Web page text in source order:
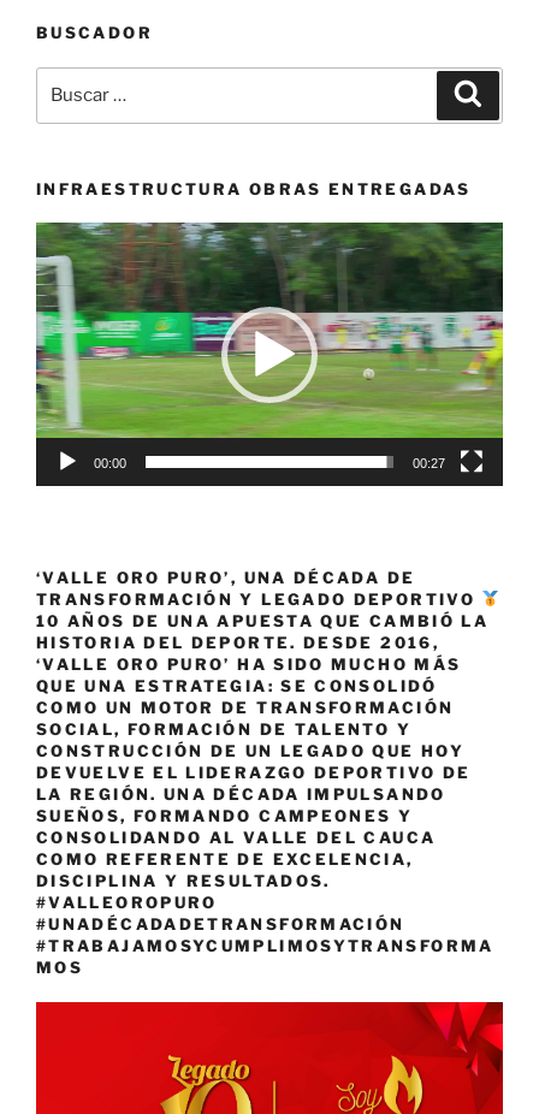
ronda
dieciseisavos
final
la
Copa
Mundial
de
la
FIFA
2026»
BUSCADOR
por:
INFRAESTRUCTURA OBRAS ENTREGADAS
Reproductor
de
vídeo
00:00 00:27
‘VALLE ORO PURO’, UNA DÉCADA DE
TRANSFORMACIÓN Y LEGADO DEPORTIVO
10 AÑOS DE UNA APUESTA QUE CAMBIÓ LA
HISTORIA DEL DEPORTE. DESDE 2016,
‘VALLE ORO PURO’ HA SIDO MUCHO MÁS
QUE UNA ESTRATEGIA: SE CONSOLIDÓ
COMO UN MOTOR DE TRANSFORMACIÓN
SOCIAL, FORMACIÓN DE TALENTO Y
CONSTRUCCIÓN DE UN LEGADO QUE HOY
DEVUELVE EL LIDERAZGO DEPORTIVO DE
LA REGIÓN. UNA DÉCADA IMPULSANDO
SUEÑOS, FORMANDO CAMPEONES Y
CONSOLIDANDO AL VALLE DEL CAUCA
COMO REFERENTE DE EXCELENCIA,
DISCIPLINA Y RESULTADOS.
#VALLEOROPURO
#UNADÉCADADETRANSFORMACIÓN
#TRABAJAMOSYCUMPLIMOSYTRANSFORMA
MOS